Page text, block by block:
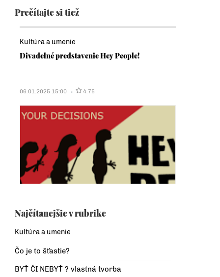
Prečítajte si tiež
Kultúra a umenie
Divadelné predstavenie Hey People!
06.01.2025 15:00 4.75
Najčítanejšie v rubrike
Kultúra a umenie
Čo je to šťastie?
BYŤ ČI NEBYŤ ? vlastná tvorba